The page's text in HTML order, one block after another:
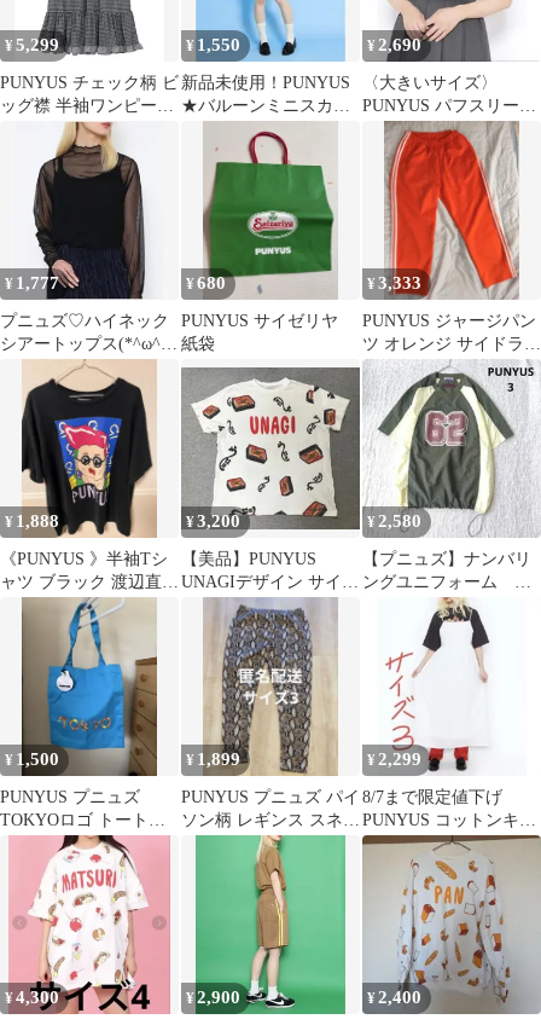
¥5,299
PUNYUS チェック柄 ビ
ッグ襟 半袖ワンピース
最終値下げ
¥ 1,550
新品未使用！PUNYUS
★バルーンミニスカー
ト★サイズ3 ブラック
¥ 2,690
〈大きいサイズ〉
PUNYUS パフスリーブ
ボウタイブラウス サイ
ズ2
¥ 1,777
プニュズ♡ハイネック
シアートップス(*^ω^*)
¥680
PUNYUS サイゼリヤ
紙袋
¥3,333
PUNYUS ジャージパン
ツ オレンジ サイドライ
ン 人参刺繍
¥ 1,888
《PUNYUS 》半袖Tシ
ャツ ブラック 渡辺直美
¥3,200
【美品】PUNYUS
UNAGIデザイン サイズ
2 Tシャツ 渡辺直美ち
ゃん M
¥ 2,580
【プニュズ】ナンバリ
ングユニフォーム ナ
イロンプルオーバー
オーバーサイズ
¥ 1,500
PUNYUS プニュズ
TOKYOロゴ トートバ
¥ 1,899
PUNYUS プニュズ パイ
ソン柄 レギンス スネー
ク柄 サイズ3
¥ 2,299
8/7まで限定値下げ
PUNYUS コットンキャ
ミワンピース 大きいサ
¥4,300 ¥2,900 ¥2,400